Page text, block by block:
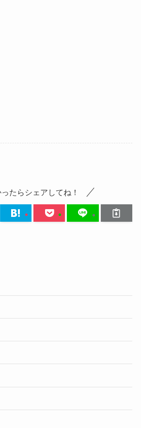
ったらシェアしてね！